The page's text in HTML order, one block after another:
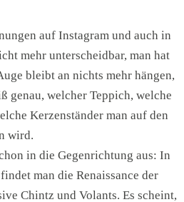
auf Instagram und auch in
mehr unterscheidbar, man hat
bleibt an nichts mehr hängen,
genau, welcher Teppich, welche
Kerzenständer man auf den
wird.
in die Gegenrichtung aus: In
man die Renaissance der
Chintz und Volants. Es scheint,